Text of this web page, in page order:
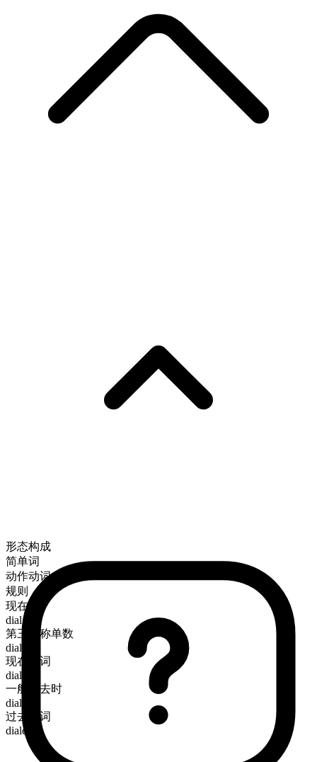
形态构成
简单词
动作动词
规则
现在时
dial
第三人称单数
dials
现在分词
dialing
一般过去时
dialed
过去分词
dialed